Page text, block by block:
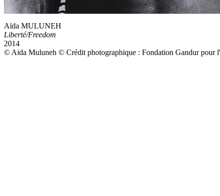
Aïda MULUNEH
Liberté/Freedom
2014
© Aida Muluneh © Crédit photographique : Fondation Gandur pour